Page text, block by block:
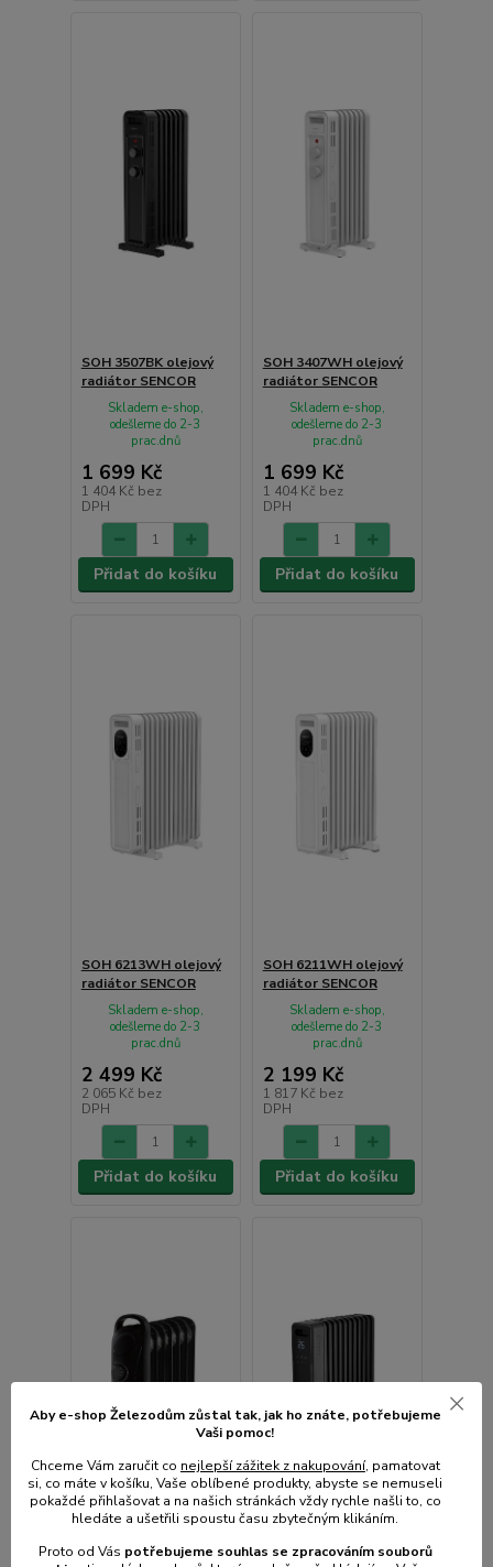
SOH 3507BK olejový
radiátor SENCOR
1 699 Kč
1 404 Kč bez
DPH
Skladem e-shop,
odešleme do 2-3
prac.dnů
Přidat do košíku
SOH 3407WH olejový
radiátor SENCOR
1 699 Kč
1 404 Kč bez
DPH
Skladem e-shop,
odešleme do 2-3
prac.dnů
Přidat do košíku
SOH 6213WH olejový
radiátor SENCOR
2 499 Kč
2 065 Kč bez
DPH
Skladem e-shop,
odešleme do 2-3
prac.dnů
Přidat do košíku
SOH 6211WH olejový
radiátor SENCOR
2 199 Kč
1 817 Kč bez
DPH
Skladem e-shop,
odešleme do 2-3
prac.dnů
Přidat do košíku
Aby e-shop Železodům zůstal tak, jak ho znáte, potřebujeme
Vaši pomoc!
Chceme Vám zaručit co nejlepší zážitek z nakupování, pamatovat
si, co máte v košíku, Vaše oblíbené produkty, abyste se nemuseli
pokaždé přihlašovat a na našich stránkách vždy rychle našli to, co
hledáte a ušetřili spoustu času zbytečným klikáním.
Proto od Vás potřebujeme souhlas se zpracováním souborů